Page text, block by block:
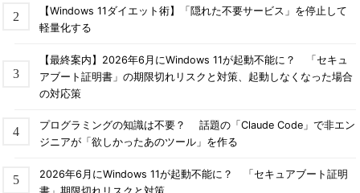
【Windows 11ダイエット術】「隠れた不要サービス」を停止して
軽量化する
【最終案内】2026年6月にWindows 11が起動不能に？ 「セキュ
アブート証明書」の期限切れリスクと対策、起動しなくなった場合
の対応策
プログラミングの知識は不要？ 話題の「Claude Code」で非エン
ジニアが「欲しかったあのツール」を作る
2026年6月にWindows 11が起動不能に？ 「セキュアブート証明